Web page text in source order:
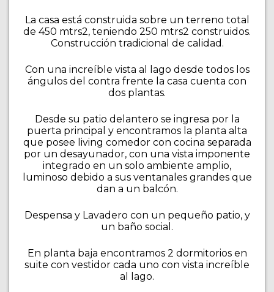
La casa está construida sobre un terreno total
de 450 mtrs2, teniendo 250 mtrs2 construidos.
Construcción tradicional de calidad.
Con una increíble vista al lago desde todos los
ángulos del contra frente la casa cuenta con
dos plantas.
Desde su patio delantero se ingresa por la
puerta principal y encontramos la planta alta
que posee living comedor con cocina separada
por un desayunador, con una vista imponente
integrado en un solo ambiente amplio,
luminoso debido a sus ventanales grandes que
dan a un balcón.
Despensa y Lavadero con un pequeño patio, y
un baño social.
En planta baja encontramos 2 dormitorios en
suite con vestidor cada uno con vista increíble
al lago.